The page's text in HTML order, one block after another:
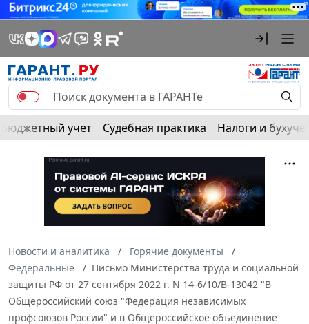
Бюджетный учет Судебная практика Налоги и
Новости и аналитика
Горячие документы
Федеральные
Письмо Министерства труда и социальной
защиты РФ от 27 сентября 2022 г. N 14-6/10/В-13042 "В
Общероссийский союз "Федерация независимых
профсоюзов России" и в Общероссийское объединение